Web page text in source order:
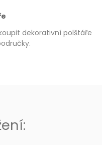
dekorativní polštáře